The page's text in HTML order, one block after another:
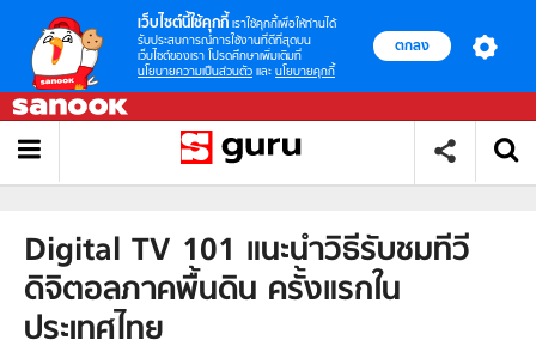
เว็บไซต์นี้ใช้คุกกี้ เราใช้คุกกี้เพื่อให้ท่านได้
รับประสบการณ์การใช้งานที่ดีที่สุดบน
เว็บไซต์ของเรา โปรดศึกษาเพิ่มเติมที่
นโยบายความเป็นส่วนตัว และ นโยบายคุกกี้
ตกลง
Digital TV 101 แนะนำวิธีรับชมทีวี
ดิจิตอลภาคพื้นดิน ครั้งแรกใน
ประเทศไทย